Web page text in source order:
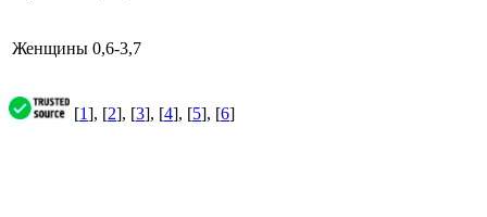
Женщины 0,6-3,7
[1], [2], [3], [4], [5], [6]